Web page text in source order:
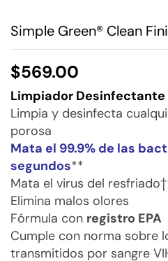
Simple Green® Clean
$569.00
Limpiador Desinfectante
Limpia y desinfecta
porosa
Mata el 99.9% de las
segundos**
Mata el virus del
Elimina malos olores
Fórmula con registro EPA
Cumple con norma sobre
transmitidos por sangre